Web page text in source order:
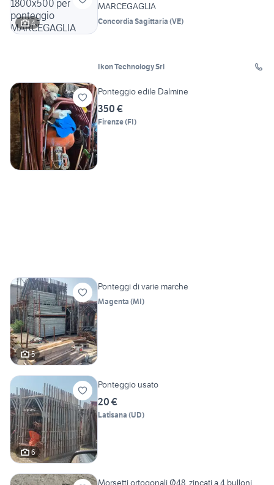
4
MARCEGAGLIA
Concordia Sagittaria (VE)
Ikon Technology Srl
Ponteggio edile Dalmine
350 €
Firenze(FI)
5
Ponteggi di varie marche
Magenta (MI)
6
Ponteggio usato
20 €
Latisana (UD)
Morsetti ortogonali Ø48, zincati a 4 bulloni